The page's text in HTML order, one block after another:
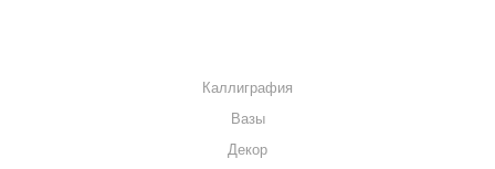
Каллиграфия
Вазы
Декор